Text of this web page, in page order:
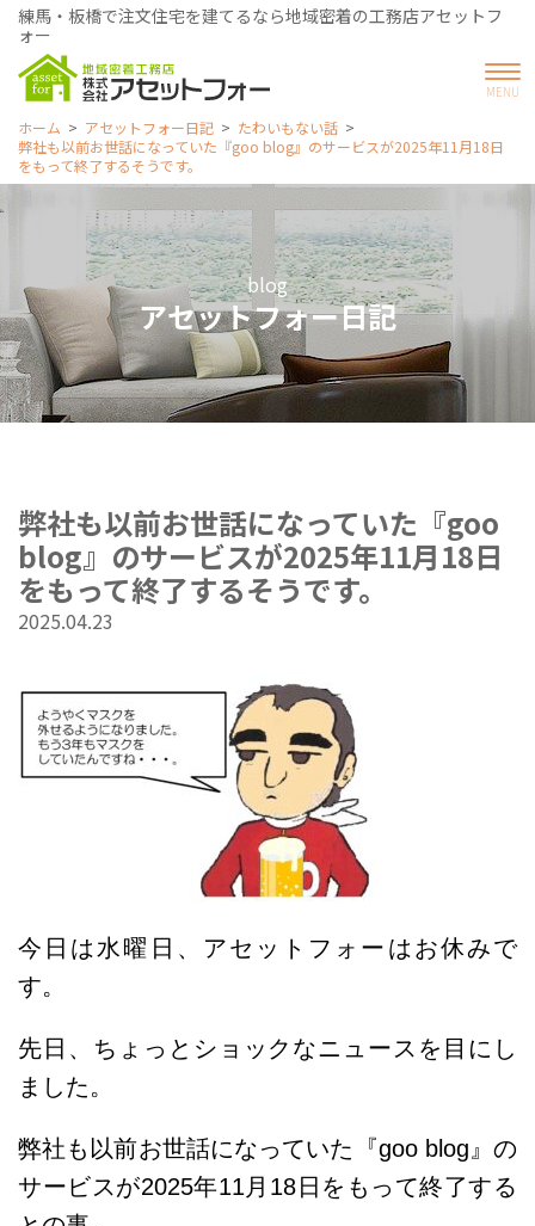
練馬・板橋で注文住宅を建てるなら地域密着の工務店アセットフ
ォー
ホーム アセットフォー日記
たわいもない話
弊社も以前お世話になっていた『goo blog』のサービスが2025年11月18日
をもって終了するそうです。
blog
アセットフォー日記
弊社も以前お世話になっていた『goo
blog』のサービスが2025年11月18日
をもって終了するそうです。
2025.04.23
今日は水曜日、
アセットフォーはお休みで
す。
先日、ちょっとショックなニュースを目にし
ました。
弊社も以前お世話になっていた『goo blog』の
サービスが2025年11月18日をもって終了する